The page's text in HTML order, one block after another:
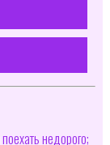
недорого;